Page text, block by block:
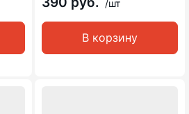
/шт
В корзину